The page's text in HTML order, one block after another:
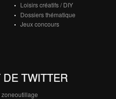
Loisirs créatifs / DIY
Dossiers thématique
Jeux concours
TWITTER
zoneoutillage